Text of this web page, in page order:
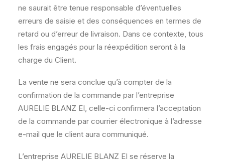
ne saurait être tenue responsable d’éventuelles
erreurs de saisie et des conséquences en termes de
retard ou d’erreur de livraison. Dans ce contexte, tous
les frais engagés pour la réexpédition seront à la
charge du Client.
La vente ne sera conclue qu’à compter de la
confirmation de la commande par l’entreprise
AURELIE BLANZ EI, celle-ci confirmera l’acceptation
de la commande par courrier électronique à l’adresse
e-mail que le client aura communiqué.
L’entreprise AURELIE BLANZ EI se réserve la